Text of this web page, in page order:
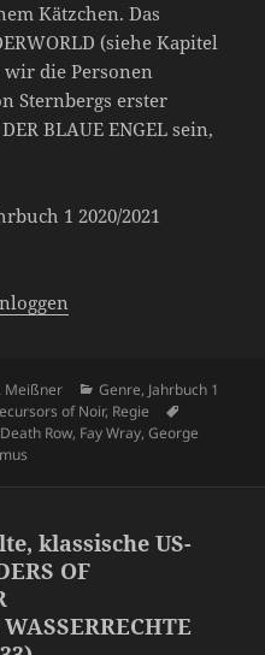
Kätzchen. Das
(siehe Kapitel
wir die Personen
Sternbergs erster
BLAUE ENGEL sein,
1 2020/2021
Meißner Kategorien
Genre, Jahrbuch 1
of Noir, Regie
Death Row, Fay Wray,George
klassische US-
OF